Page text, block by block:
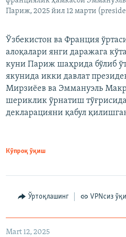
Париж, 2025 йил 12 марти
Ўзбекистон ва Франция
алоқалари янги даражага
куни Париж шаҳрида бўлиб
якунида икки давлат
Мирзиёев ва Эммануэль
шериклик ўрнатиш
декларацияни қабул
Кўпроқ ўқиш
Ўртоқлашинг VPNсиз
Mart 12, 2025